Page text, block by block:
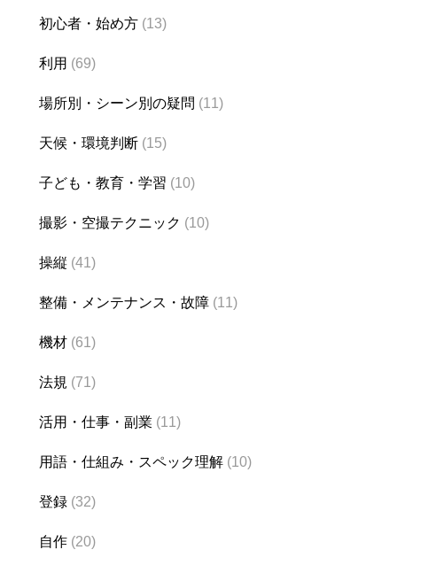
初心者・始め方 (13)
利用 (69)
場所別・シーン別の疑問 (11)
天候・環境判断 (15)
子ども・教育・学習 (10)
撮影・空撮テクニック (10)
操縦 (41)
整備・メンテナンス・故障 (11)
機材 (61)
法規 (71)
活用・仕事・副業 (11)
用語・仕組み・スペック理解 (10)
登録 (32)
自作 (20)